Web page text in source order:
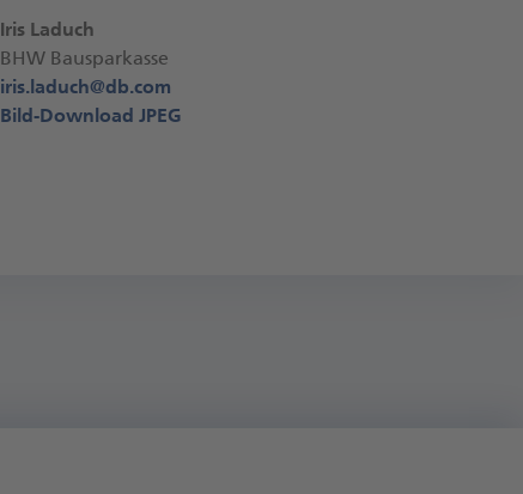
Iris Laduch
BHW Bausparkasse
iris.laduch@db.com
Bild-Download JPEG